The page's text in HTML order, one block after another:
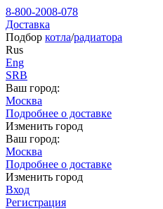
8-800-2008-078
Доставка
Подбор котла/радиатора
Rus
Eng
SRB
Ваш город:
Москва
Подробнее о доставке
Изменить город
Ваш город:
Москва
Подробнее о доставке
Изменить город
Вход
Регистрация